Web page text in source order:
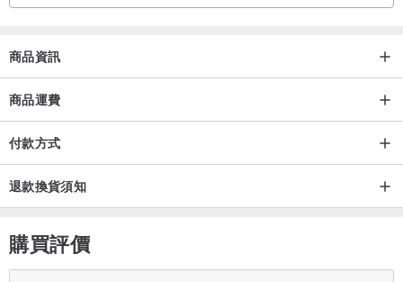
商品資訊
商品運費
付款方式
退款換貨須知
購買評價